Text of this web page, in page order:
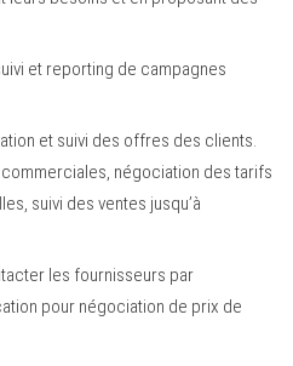
et reporting de campagnes
et suivi des offres des clients.
négociation des tarifs
suivi des ventes jusqu’à
les fournisseurs par
pour négociation de prix de